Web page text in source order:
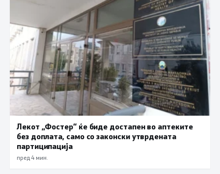
Лекот „Фостер“ ќе биде достапен во аптеките
без доплата, само со законски утврдената
партиципација
пред 4 мин.